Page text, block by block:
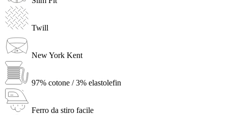
Twill
New York Kent
97% cotone / 3% elastolefin
Ferro da stiro facile